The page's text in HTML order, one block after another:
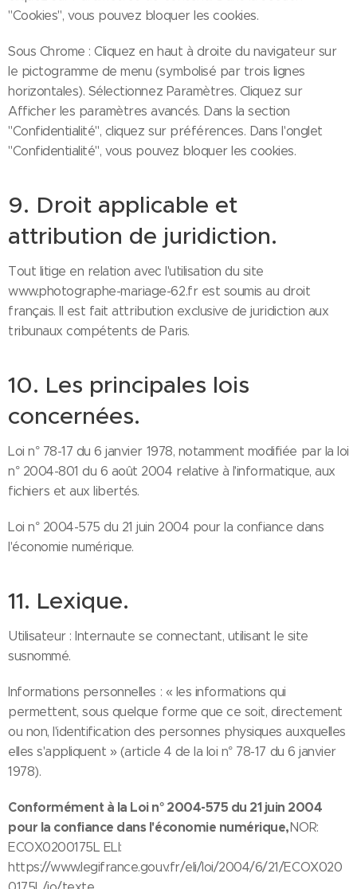
"Cookies", vous pouvez bloquer les cookies.
Sous Chrome : Cliquez en haut à droite du navigateur sur
le pictogramme de menu (symbolisé par trois lignes
horizontales). Sélectionnez Paramètres. Cliquez sur
Afficher les paramètres avancés. Dans la section
"Confidentialité", cliquez sur préférences. Dans l'onglet
"Confidentialité", vous pouvez bloquer les cookies.
9. Droit applicable et
attribution de juridiction.
Tout litige en relation avec l'utilisation du site
www.photographe-mariage-62.fr est soumis au droit
français. Il est fait attribution exclusive de juridiction aux
tribunaux compétents de Paris.
10. Les principales lois
concernées.
Loi n° 78-17 du 6 janvier 1978, notamment modifiée par la loi
n° 2004-801 du 6 août 2004 relative à l'informatique, aux
fichiers et aux libertés.
Loi n° 2004-575 du 21 juin 2004 pour la confiance dans
l'économie numérique.
11. Lexique.
Utilisateur : Internaute se connectant, utilisant le site
susnommé.
Informations personnelles : « les informations qui
permettent, sous quelque forme que ce soit, directement
ou non, l'identification des personnes physiques auxquelles
elles s'appliquent » (article 4 de la loi n° 78-17 du 6 janvier
1978).
Conformément à la Loi n° 2004-575 du 21 juin 2004
pour la confiance dans l'économie numérique,NOR:
ECOX0200175L ELI:
https://www.legifrance.gouv.fr/eli/loi/2004/6/21/ECOX020